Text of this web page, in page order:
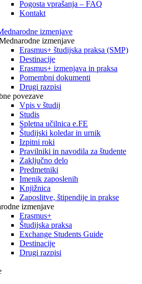
Pogosta vprašanja – FAQ
Kontakt
izmenjave
izmenjave
Erasmus+ študijska praksa (SMP)
Destinacije
Erasmus+ izmenjava in praksa
Pomembni dokumenti
Drugi razpisi
povezave
Vpis v študij
Studis
Spletna učilnica e.FE
Študijski koledar in urnik
Izpitni roki
Pravilniki in navodila za študente
Zaključno delo
Predmetniki
Imenik zaposlenih
Knjižnica
Zaposlitve, štipendije in prakse
izmenjave
Erasmus+
Študijska praksa
Exchange Students Guide
Destinacije
Drugi razpisi